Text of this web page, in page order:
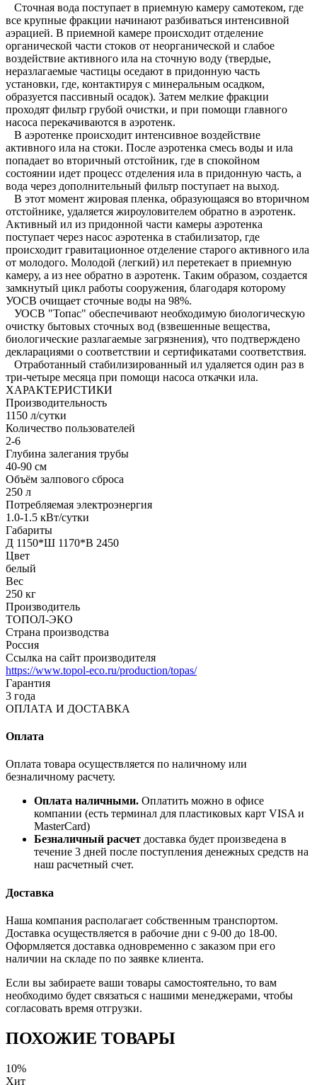
Сточная вода поступает в приемную камеру самотеком, где
все крупные фракции начинают разбиваться интенсивной
аэрацией. В приемной камере происходит отделение
органической части стоков от неорганической и слабое
воздействие активного ила на сточную воду (твердые,
неразлагаемые частицы оседают в придонную часть
установки, где, контактируя с минеральным осадком,
образуется пассивный осадок). Затем мелкие фракции
проходят фильтр грубой очистки, и при помощи главного
насоса перекачиваются в аэротенк.
В аэротенке происходит интенсивное воздействие
активного ила на стоки. После аэротенка смесь воды и ила
попадает во вторичный отстойник, где в спокойном
состоянии идет процесс отделения ила в придонную часть, а
вода через дополнительный фильтр поступает на выход.
В этот момент жировая пленка, образующаяся во вторичном
отстойнике, удаляется жироуловителем обратно в аэротенк.
Активный ил из придонной части камеры аэротенка
поступает через насос аэротенка в стабилизатор, где
происходит гравитационное отделение старого активного ила
от молодого. Молодой (легкий) ил перетекает в приемную
камеру, а из нее обратно в аэротенк. Таким образом, создается
замкнутый цикл работы сооружения, благодаря которому
УОСВ очищает сточные воды на 98%.
УОСВ "Топас" обеспечивают необходимую биологическую
очистку бытовых сточных вод (взвешенные вещества,
биологические разлагаемые загрязнения), что подтверждено
декларациями о соответствии и сертификатами соответствия.
Отработанный стабилизированный ил удаляется один раз в
три-четыре месяца при помощи насоса откачки ила.
ХАРАКТЕРИСТИКИ
Производительность
1150 л/сутки
Количество пользователей
2-6
Глубина залегания трубы
40-90 см
Объём залпового сброса
250 л
Потребляемая электроэнергия
1.0-1.5 кВт/сутки
Габариты
Д 1150*Ш 1170*В 2450
Цвет
белый
Вес
250 кг
Производитель
ТОПОЛ-ЭКО
Страна производства
Россия
Ссылка на сайт производителя
https://www.topol-eco.ru/production/topas/
Гарантия
3 года
ОПЛАТА И ДОСТАВКА
Оплата
Оплата товара осуществляется по наличному или
безналичному расчету.
Оплата наличными. Оплатить можно в офисе
компании (есть терминал для пластиковых карт VISA и
MasterCard)
Безналичный расчет доставка будет произведена в
течение 3 дней после поступления денежных средств на
наш расчетный счет.
Доставка
Наша компания располагает собственным транспортом.
Доставка осуществляется в рабочие дни с 9-00 до 18-00.
Оформляется доставка одновременно с заказом при его
наличии на складе по по заявке клиента.
Если вы забираете ваши товары самостоятельно, то вам
необходимо будет связаться с нашими менеджерами, чтобы
согласовать время отгрузки.
ПОХОЖИЕ ТОВАРЫ
10%
Хит